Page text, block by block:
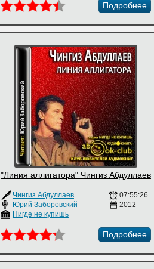
Подробнее
"Линия аллигатора" Чингиз Абдуллаев
Чингиз Абдуллаев
Юрий Заборовский
Нигде не купишь
07:55:26
2012
Подробнее